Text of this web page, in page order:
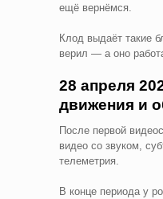
ещё вернёмся.
Клод выдаёт такие
верил — а оно
28 апреля
движения и
После первой
видео со звуком,
телеметрия.
В конце периода у